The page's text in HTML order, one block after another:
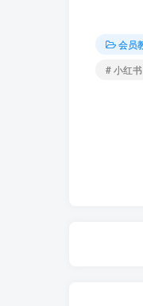
会员
# 小红书